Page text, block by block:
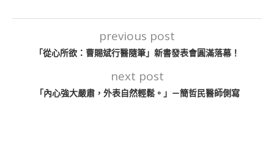
previous post
「從心所欲：曹賜斌行醫隨筆」新書發表會圓滿落幕！
next post
「內心強大嚴肅，外表自然輕鬆。」—簡哲民醫師側寫